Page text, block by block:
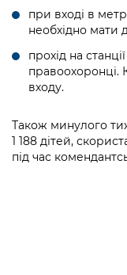
при вході в
необхідно мати
прохід на
правоохоронці.
входу.
Також минулого
1 188 дітей,
під час